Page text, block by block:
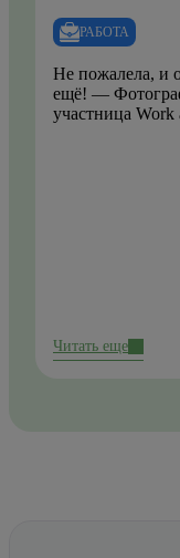
РАБОТА
Не пожалела, и
ещё! —
участница Work
Читать еще